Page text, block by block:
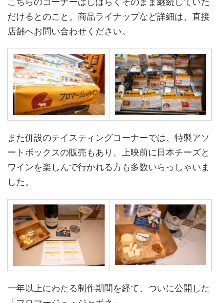
だけるとのこと。商品ライナップなど詳細は、直接
店舗へお問い合わせください。
また併設のテイスティングコーナーでは、特製アソ
ートボックスの販売もあり、上映前に日本チーズと
ワインを楽しんで行かれる方も多数いらっしゃいま
した。
一年以上にわたる制作期間を経て、ついに公開した